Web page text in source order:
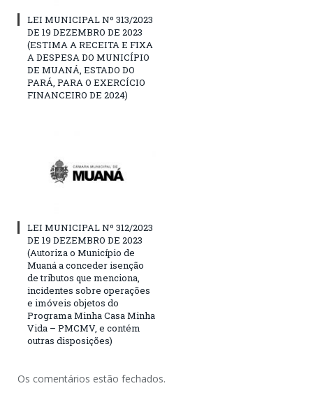
LEI MUNICIPAL Nº 313/2023
DE 19 DEZEMBRO DE 2023
(ESTIMA A RECEITA E FIXA
A DESPESA DO MUNICÍPIO
DE MUANÁ, ESTADO DO
PARÁ, PARA O EXERCÍCIO
FINANCEIRO DE 2024)
LEI MUNICIPAL Nº 312/2023
DE 19 DEZEMBRO DE 2023
(Autoriza o Município de
Muaná a conceder isenção
de tributos que menciona,
incidentes sobre operações
e imóveis objetos do
Programa Minha Casa Minha
Vida – PMCMV, e contém
outras disposições)
Os comentários estão fechados.